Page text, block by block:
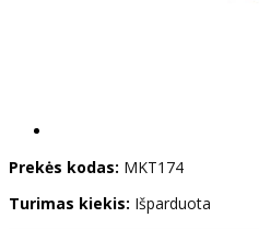
Prekės kodas: MKT174
Turimas kiekis: Išparduota